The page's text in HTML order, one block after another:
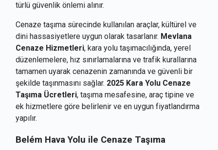
türlü güvenlik önlemi alınır.
Cenaze taşıma sürecinde kullanılan araçlar, kültürel ve
dini hassasiyetlere uygun olarak tasarlanır. Mevlana
Cenaze Hizmetleri, kara yolu taşımacılığında, yerel
düzenlemelere, hız sınırlamalarına ve trafik kurallarına
tamamen uyarak cenazenin zamanında ve güvenli bir
şekilde taşınmasını sağlar. 2025 Kara Yolu Cenaze
Taşıma Ücretleri, taşıma mesafesine, araç tipine ve
ek hizmetlere göre belirlenir ve en uygun fiyatlandırma
yapılır.
Belém Hava Yolu ile Cenaze Taşıma